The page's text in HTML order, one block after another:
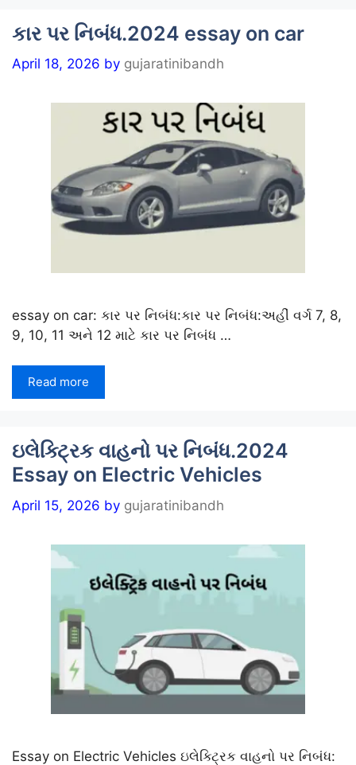
કાર પર નિબંધ.2024 essay on car
April 18, 2026 by gujaratinibandh
essay on car: કાર પર નિબંધ:કાર પર નિબંધ:અહીં વર્ગ 7, 8,
9, 10, 11 અને 12 માટે કાર પર નિબંધ …
Read more
ઇલેક્ટ્રિક વાહનો પર નિબંધ.2024
Essay on Electric Vehicles
April 15, 2026 by gujaratinibandh
Essay on Electric Vehicles ઇલેક્ટ્રિક વાહનો પર નિબંધ: